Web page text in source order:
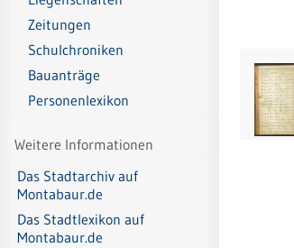
Zeitungen
Schulchroniken
Bauanträge
Personenlexikon
Weitere Informationen
Das Stadtarchiv auf
Montabaur.de
Das Stadtlexikon auf
Montabaur.de